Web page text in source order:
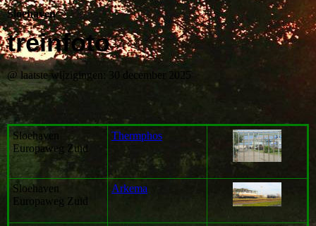
Sloehaven
treinfoto
@ laatste wijzigingen: 30 december 2025
Sloehaven
Europaweg Zuid
Thermphos
Sloehaven
Europaweg Zuid
Arkema